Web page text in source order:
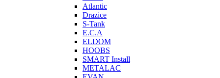
Atlantic
Drazice
S-Tank
E.C.A
ELDOM
HOOBS
SMART Install
METALAC